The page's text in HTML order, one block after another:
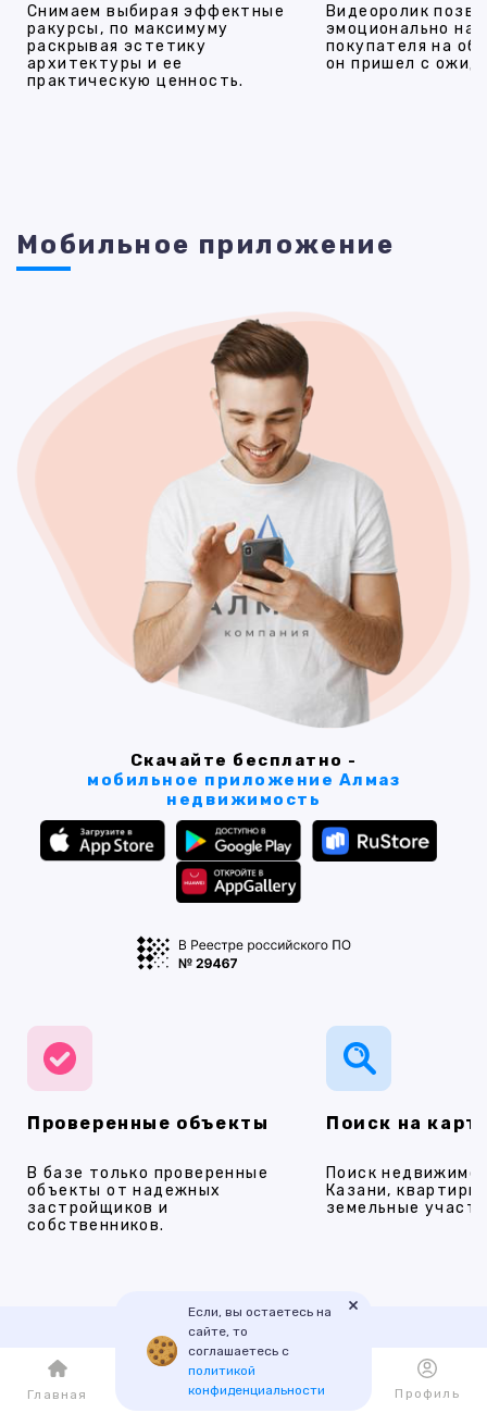
Снимаем выбирая эффектные
ракурсы, по максимуму
раскрывая эстетику
архитектуры и ее
практическую ценность.
Видеоролик
эмоционально
покупателя на
он пришел с
Мобильное приложение
Скачайте бесплатно -
мобильное приложение Алмаз
недвижимость
Проверенные объекты
В базе только проверенные
объекты от надежных
застройщиков и
собственников.
Поиск на
Поиск
Казани,
земельные
Наши услуги
Если, вы остаетесь на
сайте, то
соглашаетесь с
политикой
конфиденциальности
×
Главная Каталог Избранное Профиль